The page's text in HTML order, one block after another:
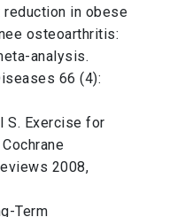
in obese
osteoarthritis:
analysis.
66 (4):
S. Exercise for
2008,
Term